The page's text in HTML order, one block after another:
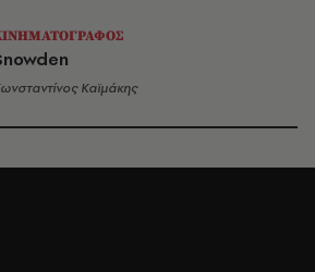
Καϊμάκης